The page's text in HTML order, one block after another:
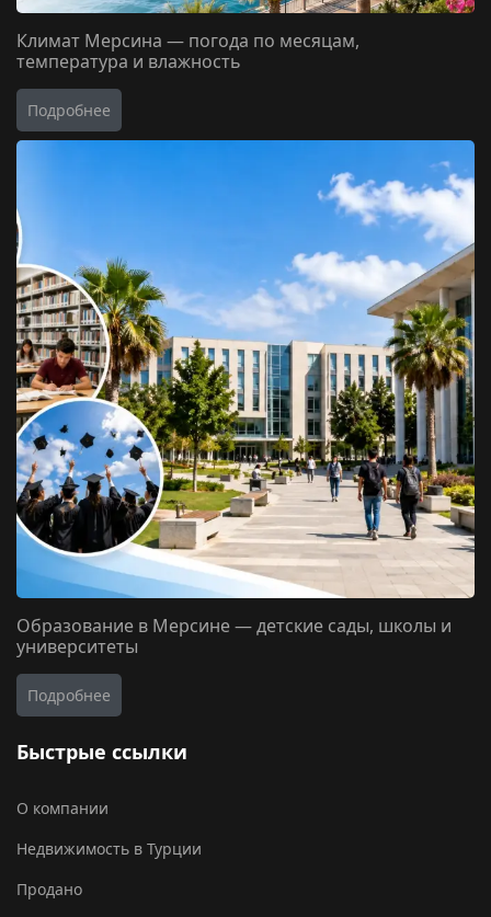
Климат Мерсина — погода по месяцам,
температура и влажность
Подробнее
Образование в Мерсине — детские сады, школы и
университеты
Подробнее
Быстрые ссылки
О компании
Недвижимость в Турции
Продано